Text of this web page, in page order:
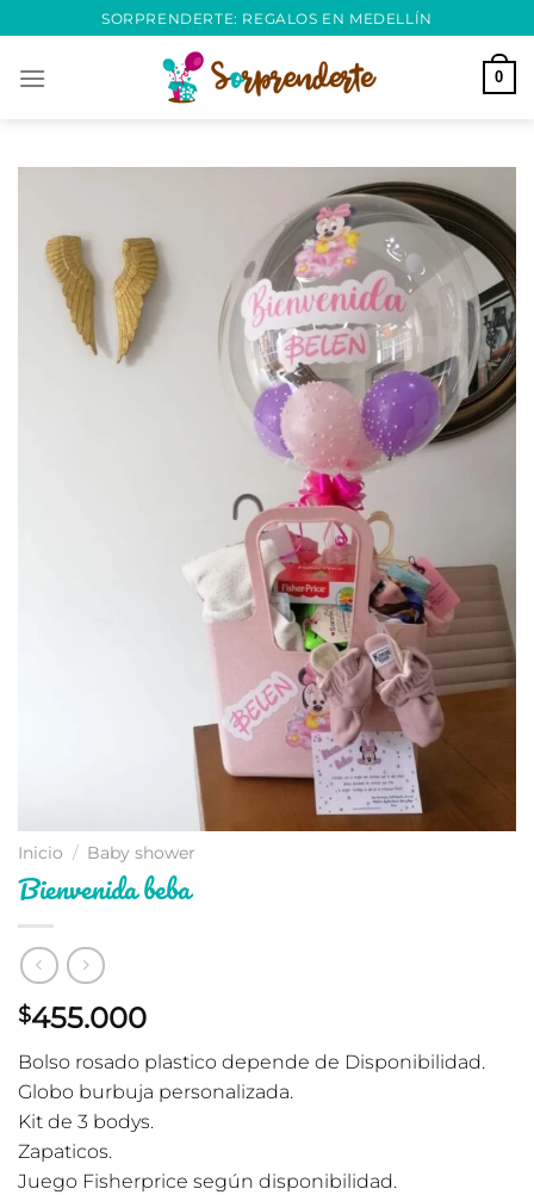
al
contenido
SORPRENDERTE: REGALOS EN MEDELLÍN
0
Inicio / Baby shower
Bienvenida beba
$455.000
Bolso rosado plastico depende de Disponibilidad.
Globo burbuja personalizada.
Kit de 3 bodys.
Zapaticos.
Juego Fisherprice según disponibilidad.